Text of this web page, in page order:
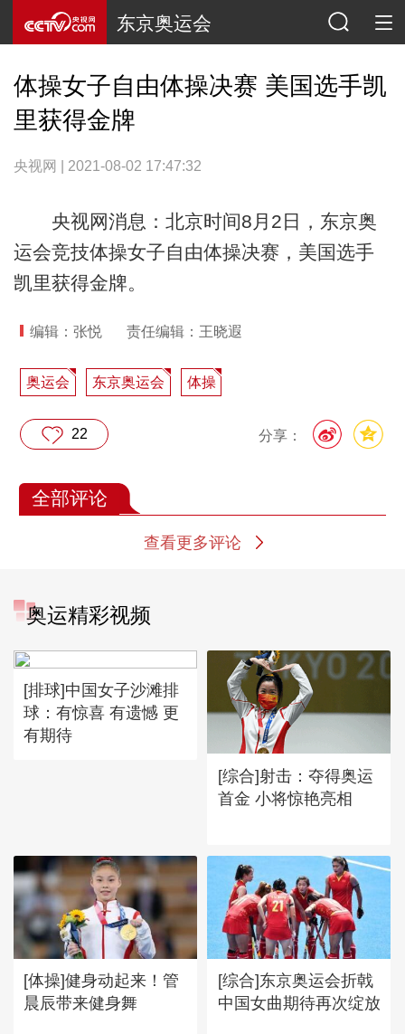
东京奥运会
体操女子自由体操决赛 美国选手凯
里获得金牌
央视网 | 2021-08-02 17:47:32
央视网消息：北京时间8月2日，东京奥
运会竞技体操女子自由体操决赛，美国选手
凯里获得金牌。
编辑：张悦 责任编辑：王晓遐
奥运会 东京奥运会 体操
分享：
22
全部评论
查看更多评论
奥运精彩视频
[排球]中国女子沙滩排
球：有惊喜 有遗憾 更
有期待
[综合]射击：夺得奥运
首金 小将惊艳亮相
[体操]健身动起来！管
晨辰带来健身舞
[综合]东京奥运会折戟
中国女曲期待再次绽放